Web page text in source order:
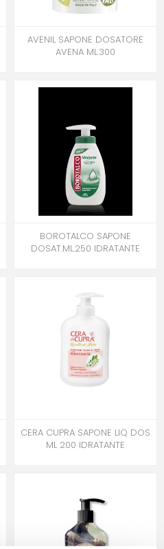
AVENIL SAPONE DOSATORE
AVENA ML.300
BOROTALCO SAPONE
DOSAT.ML.250 IDRATANTE
CERA CUPRA SAPONE LIQ DOS
ML 200 IDRATANTE